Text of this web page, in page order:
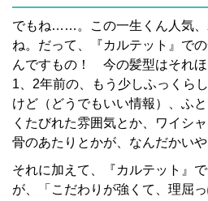
でもね……。この一生くん人気、
ね。だって、『カルテット』で
んですもの！ 今の髪型はそれ
1、2年前の、もう少しふっくら
けど（どうでもいい情報）、ふ
くたびれた雰囲気とか、ワイシ
骨のあたりとかが、なんだかいや
それに加えて、『カルテット』
が、「こだわりが強くて、理屈